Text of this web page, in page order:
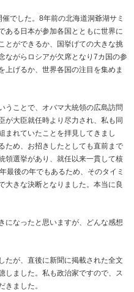
でした。8年前の北海道洞爺湖サミ
ある日本が参加各国とともに世界に
とができるか、国挙げての大きな挑
ながらロシアが欠席となり7カ国の参
上げるか、世界各国の注目を集めま
うことで、オバマ大統領の広島訪問
が大臣就任時より尽力され、私も同
まれていたことを拝見してきまし
ため、お招きしたとしても直前まで
領選挙があり、就任以来一貫して核
最後の年でもあるため、そのタイミ
大きな決断となりました。本当に良
になったと思いますが、どんな感想
たが、直後に新聞に掲載された全文
しました。私も政治家ですので、ス
きました。